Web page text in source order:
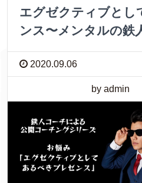
エグゼクティブとし
ンス〜メンタルの鉄
2020.09.06
by admin